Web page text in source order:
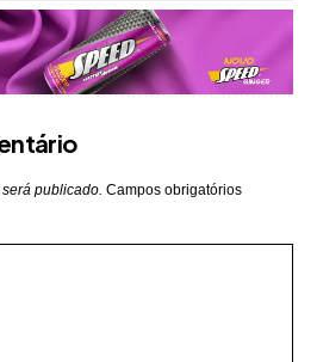
publicado. Campos obrigatórios